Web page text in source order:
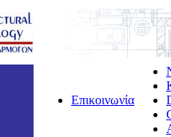
Επικοινωνία